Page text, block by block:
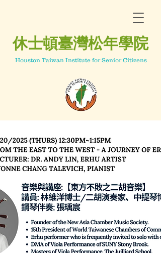
休士頓臺灣松年學院
Houston Taiwan Institute for Senior Citizens